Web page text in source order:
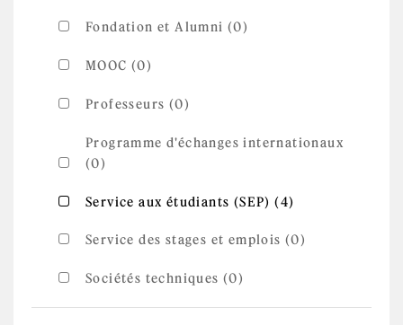
Fondation et Alumni (0)
MOOC (0)
Professeurs (0)
Programme d'échanges internationaux
(0)
Apply Service aux étudiants (SEP) filter
Service aux étudiants (SEP) (4)
(SEP) filter
Service des stages et emplois (0)
Sociétés techniques (0)